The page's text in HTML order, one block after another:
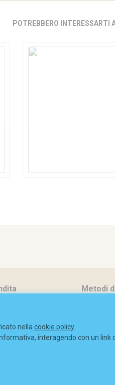
POTREBBERO INTERESSARTI
Metodi
Diritto
nella cookie policy.
interagendo con un